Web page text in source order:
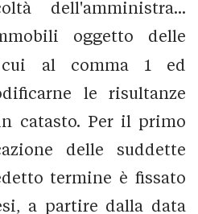
dell'amministra...
oggetto delle
al comma 1 ed
le risultanze
catasto. Per il primo
delle suddette
termine è fissato
a partire dalla data